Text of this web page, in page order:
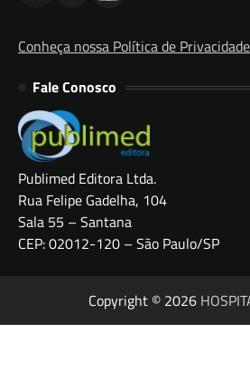
Conheça nossa Política de Privacidade
Fale Conosco
Publimed Editora Ltda.
Rua Felipe Gadelha, 104
Sala 55 – Santana
CEP: 02012-120 – São Paulo/SP
Copyright © 2026